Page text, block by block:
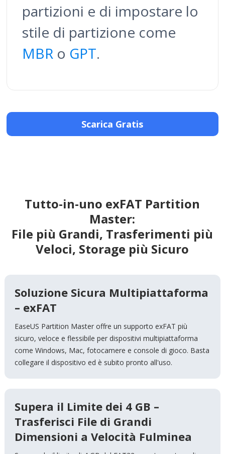
partizioni e di impostare lo
stile di partizione come
MBR o GPT.
Scarica Gratis
Tutto-in-uno exFAT Partition
Master:
File più Grandi, Trasferimenti più
Veloci, Storage più Sicuro
Soluzione Sicura Multipiattaforma
– exFAT
EaseUS Partition Master offre un supporto exFAT più
sicuro, veloce e flessibile per dispositivi multipiattaforma
come Windows, Mac, fotocamere e console di gioco. Basta
collegare il dispositivo ed è subito pronto all'uso.
Supera il Limite dei 4 GB –
Trasferisci File di Grandi
Dimensioni a Velocità Fulminea